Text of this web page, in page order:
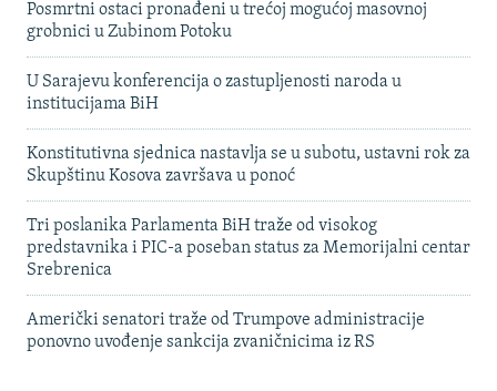
Posmrtni ostaci pronađeni u trećoj mogućoj masovnoj
grobnici u Zubinom Potoku
U Sarajevu konferencija o zastupljenosti naroda u
institucijama BiH
Konstitutivna sjednica nastavlja se u subotu, ustavni rok za
Skupštinu Kosova završava u ponoć
Tri poslanika Parlamenta BiH traže od visokog
predstavnika i PIC-a poseban status za Memorijalni centar
Srebrenica
Američki senatori traže od Trumpove administracije
ponovno uvođenje sankcija zvaničnicima iz RS